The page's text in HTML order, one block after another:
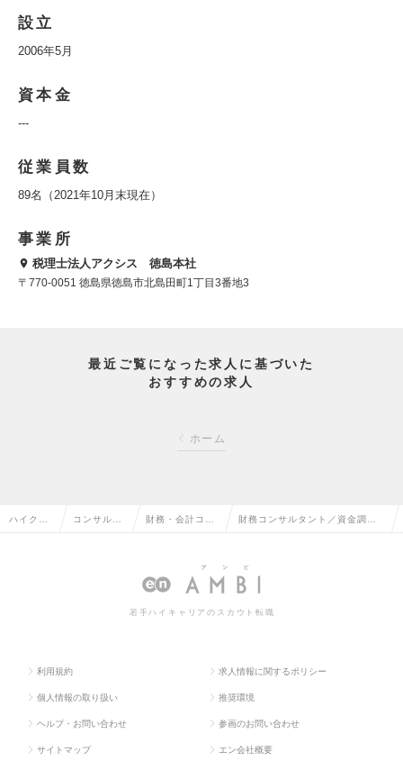
設立
2006年5月
資本金
---
従業員数
89名（2021年10月末現在）
事業所
税理士法人アクシス 徳島本社
〒770-0051 徳島県徳島市北島田町1丁目3番地3
最近ご覧になった求人に基づいた
おすすめの求人
ホーム
ハイクラ コンサルタ 財務・会計コン
職
財務コンサルタント／資金調
人情報
若手ハイキャリアのスカウト転職
利用規約 求人情報に関するポリシー
個人情報の取り扱い 推奨環境
ヘルプ・お問い合わせ 参画のお問い合わせ
サイトマップ エン会社概要